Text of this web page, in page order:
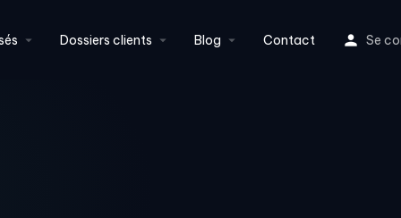
Dossiers clients Blog Contact Se